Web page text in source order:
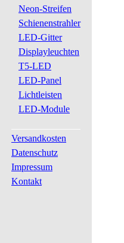
Neon-Streifen
Schienenstrahler
LED-Gitter
Displayleuchten
T5-LED
LED-Panel
Lichtleisten
LED-Module
Versandkosten
Datenschutz
Impressum
Kontakt